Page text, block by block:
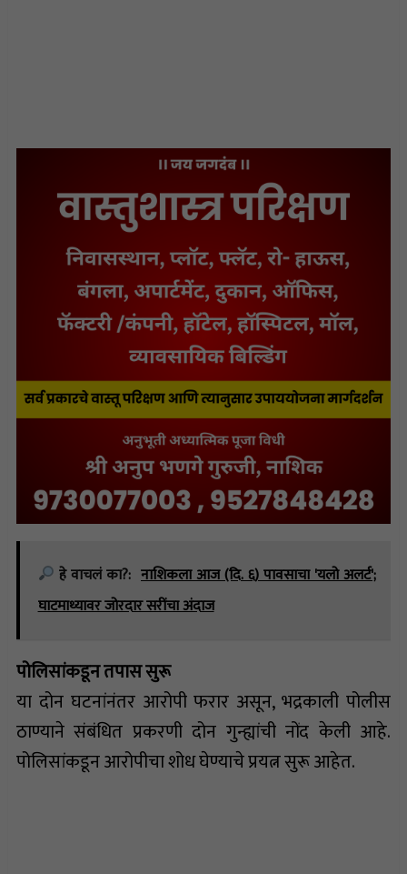
हे वाचलं का?: नाशिकला आज (दि. ६) पावसाचा 'यलो अलर्ट';
घाटमाथ्यावर जोरदार सरींचा अंदाज
पोलिसांकडून तपास सुरू
या दोन घटनांनंतर आरोपी फरार असून, भद्रकाली पोलीस
ठाण्याने संबंधित प्रकरणी दोन गुन्ह्यांची नोंद केली आहे.
पोलिसांकडून आरोपीचा शोध घेण्याचे प्रयत्न सुरू आहेत.